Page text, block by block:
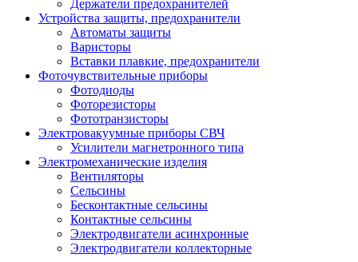
Держатели предохранителей
Устройства защиты, предохранители
Автоматы защиты
Варисторы
Вставки плавкие, предохранители
Фоточувствительные приборы
Фотодиоды
Фоторезисторы
Фототранзисторы
Электровакуумные приборы СВЧ
Усилители магнетронного типа
Электромеханические изделия
Вентиляторы
Сельсины
Бесконтактные сельсины
Контактные сельсины
Электродвигатели асинхронные
Электродвигатели коллекторные